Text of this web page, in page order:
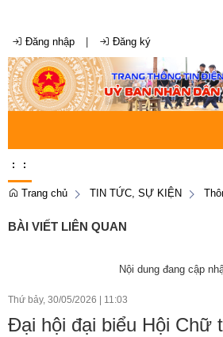
Đăng nhập Đăng ký
: :
Trang chủ TIN TỨC, SỰ KIỆN
BÀI VIẾT LIÊN QUAN
Nội dung đang cập
Thứ bảy, 30/05/2026 11:03
Đại hội đại biểu Hội Chữ